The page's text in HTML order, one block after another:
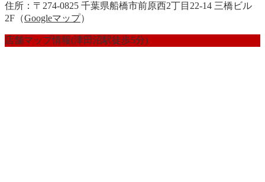
住所：〒274-0825 千葉県船橋市前原西2丁目22-14 三橋ビル
2F（Googleマップ）
店舗マップ情報(津田沼駅徒歩5分)